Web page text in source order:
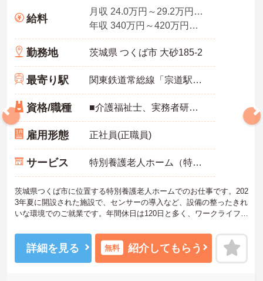
給料
月収 24.0万円～29.2万円程度 夜勤4回込み
年収 340万円～420万円程度
勤務地 茨城県 つくば市 大砂185-2
最寄り駅 関東鉄道常総線「宗道駅」バス・車17分
資格/職種 ■介護福祉士、実務者研修（ヘルパー1級）、初任者研修（ヘルパー2級）のいずれか ■経験1年以上、ブランク可 ■普通自動車運転免許必須（AT限定可）
雇用形態 正社員(正職員)
サービス 特別養護老人ホーム（特養）
茨城県つくば市に位置する特別養護老人ホームでのお仕事です。202
3年夏に開設された施設で、センサーの導入など、設備の整ったきれ
いな環境でのご就業です。年間休日は120日と多く、ワークライフバ
策ポイントなど、さらに詳細をお話ししますのでお気軽にご相談く
ださい！
詳細を見る 無料 紹介してもらう